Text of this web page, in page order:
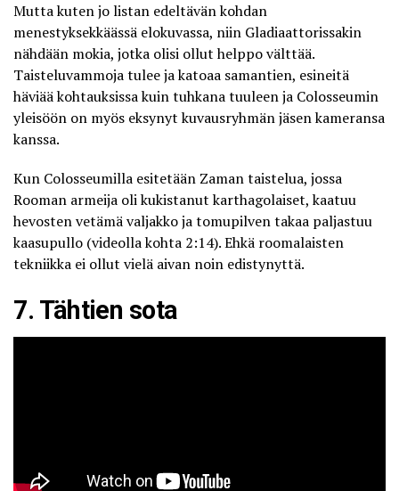
Mutta kuten jo listan edeltävän kohdan
menestyksekkäässä elokuvassa, niin Gladiaattorissakin
nähdään mokia, jotka olisi ollut helppo välttää.
Taisteluvammoja tulee ja katoaa samantien, esineitä
häviää kohtauksissa kuin tuhkana tuuleen ja Colosseumin
yleisöön on myös eksynyt kuvausryhmän jäsen kameransa
kanssa.
Kun Colosseumilla esitetään Zaman taistelua, jossa
Rooman armeija oli kukistanut karthagolaiset, kaatuu
hevosten vetämä valjakko ja tomupilven takaa paljastuu
kaasupullo (videolla kohta 2:14). Ehkä roomalaisten
tekniikka ei ollut vielä aivan noin edistynyttä.
7. Tähtien sota